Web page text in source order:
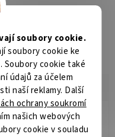
soubory cookie.
soubory cookie ke
Soubory cookie také
údajů za účelem
naší reklamy. Další
ochrany soukromí
našich webových
cookie v souladu